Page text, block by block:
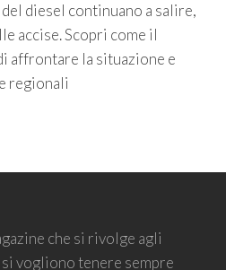
diesel continuano a salire,
accise. Scopri come il
affrontare la situazione e
regionali
che si rivolge agli
vogliono tenere sempre